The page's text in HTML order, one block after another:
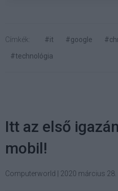
Címkék: #it #google
#technológia
Itt az első
mobil!
Computerworld 2020 március 28.